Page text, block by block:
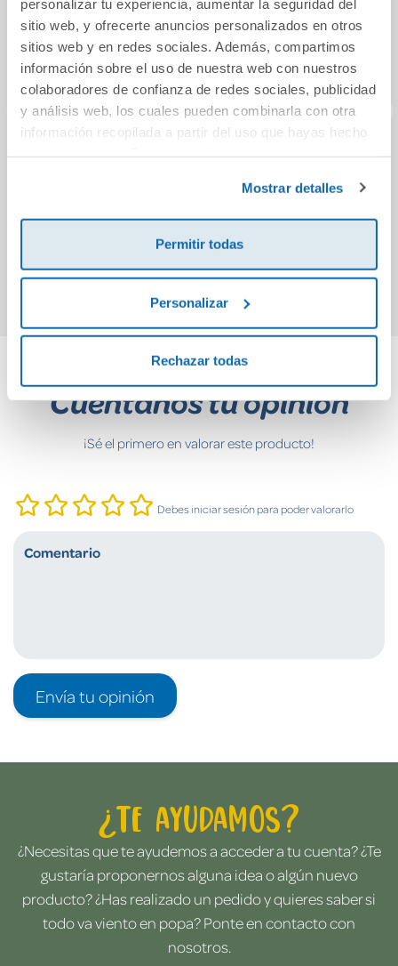
personalizar tu experiencia, aumentar la seguridad del
sitio web, y ofrecerte anuncios personalizados en otros
sitios web y en redes sociales. Además, compartimos
información sobre el uso de nuestra web con nuestros
colaboradores de confianza de redes sociales, publicidad
y análisis web, los cuales pueden combinarla con otra
información recopilada a partir del uso que hayas hecho
Mostrar detalles
Permitir todas
Personalizar
Rechazar todas
El Tercio que nunca
Comprar
Social Science 1
Roots Ab
Comprar
Cuéntanos tu opinión
¡Sé el primero en valorar este producto!
Debes iniciar sesión para poder valorarlo
Envía tu opinión
¿Te ayudamos?
¿Necesitas que te ayudemos a acceder a tu cuenta? ¿Te
gustaría proponernos alguna idea o algún nuevo
producto? ¿Has realizado un pedido y quieres saber si
todo va viento en popa? Ponte en contacto con
nosotros.